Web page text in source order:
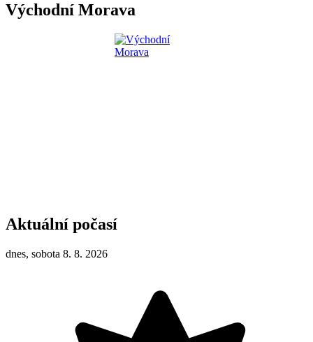
Východní Morava
Aktuální počasí
dnes, sobota 8. 8. 2026